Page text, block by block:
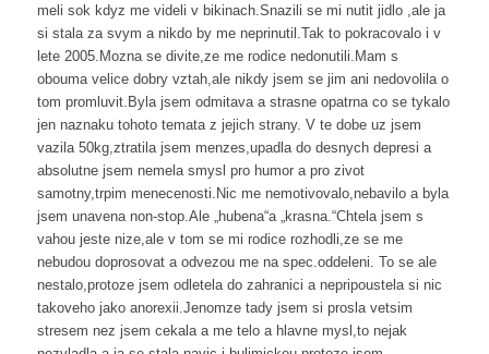
meli sok kdyz me videli v bikinach.Snazili se mi nutit jidlo ,ale ja
si stala za svym a nikdo by me neprinutil.Tak to pokracovalo i v
lete 2005.Mozna se divite,ze me rodice nedonutili.Mam s
obouma velice dobry vztah,ale nikdy jsem se jim ani nedovolila o
tom promluvit.Byla jsem odmitava a strasne opatrna co se tykalo
jen naznaku tohoto temata z jejich strany. V te dobe uz jsem
vazila 50kg,ztratila jsem menzes,upadla do desnych depresi a
absolutne jsem nemela smysl pro humor a pro zivot
samotny,trpim menecenosti.Nic me nemotivovalo,nebavilo a byla
jsem unavena non-stop.Ale „hubena“a „krasna.“Chtela jsem s
vahou jeste nize,ale v tom se mi rodice rozhodli,ze se me
nebudou doprosovat a odvezou me na spec.oddeleni. To se ale
nestalo,protoze jsem odletela do zahranici a nepripoustela si nic
takoveho jako anorexii.Jenomze tady jsem si prosla vetsim
stresem nez jsem cekala a me telo a hlavne mysl,to nejak